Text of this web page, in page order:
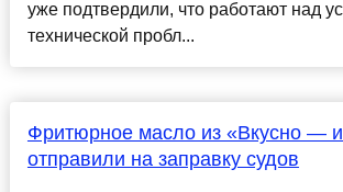
уже подтвердили, что работают над
технической пробл...
Фритюрное масло из «Вкусно — и
отправили на заправку судов